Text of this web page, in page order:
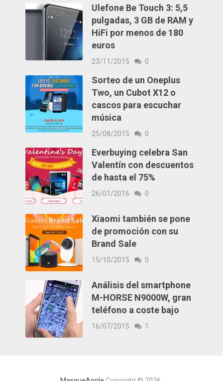
Ulefone Be Touch 3: 5,5
pulgadas, 3 GB de RAM y
HiFi por menos de 180
euros
23/11/2015 0
Sorteo de un Oneplus
Two, un Cubot X12 o
cascos para escuchar
música
25/08/2015 0
Everbuying celebra San
Valentín con descuentos
de hasta el 75%
26/01/2016 0
Xiaomi también se pone
de promoción con su
Brand Sale
15/10/2015 0
Análisis del smartphone
M-HORSE N9000W, gran
teléfono a coste bajo
16/07/2015 1